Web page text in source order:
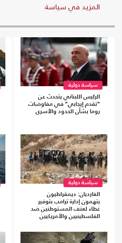
المزيد في سياسة
سياسة دولية
الرئيس اللبناني يتحدث عن
"تقدم إيجابي" في مفاوضات
روما بشأن الحدود والأسرى
سياسة دولية
الغارديان: ديمقراطيون
يتهمون إدارة ترامب بتوفير
غطاء لعنف المستوطنين ضد
الفلسطينيين والأمريكيين